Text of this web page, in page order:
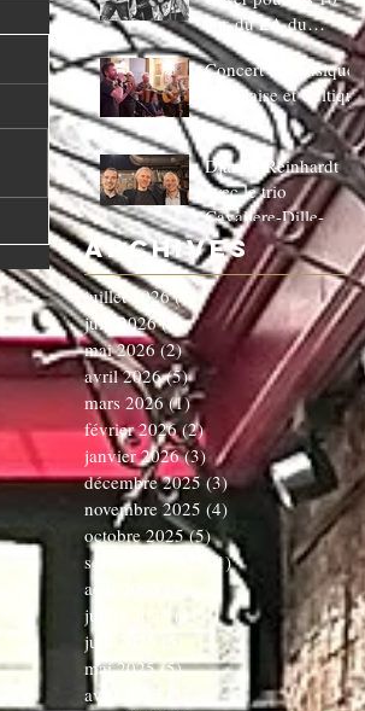
ans du LA du
Hautbois
Concert de musique
Irlandaise et Celtique
Django Reinhardt
avec le trio
Cavaliere-Dille-
Dardenne!!!!!!C'EST
COMPLET!!!!
Archives
juillet 2026 (1)1 post
juin 2026 (3)3 posts
mai 2026 (2)2 posts
avril 2026 (5)5 posts
mars 2026 (1)1 post
février 2026 (2)2 posts
janvier 2026 (3)3 posts
décembre 2025 (3)3 posts
novembre 2025 (4) 4 posts
octobre 2025 (5)5 posts
septembre 2025
(1)1 post
août 2025
3 posts
juillet 2025 (1)
1 post
juin 2025
(5) 5 posts
mai 2025 (5)5 posts
avril 2025
3 posts